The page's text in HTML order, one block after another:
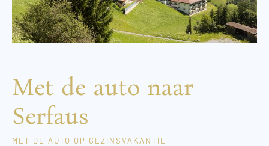
Met de auto naar
Serfaus
MET DE AUTO OP GEZINSVAKANTIE